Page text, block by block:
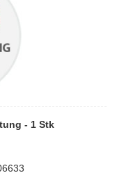
- 1 Stk